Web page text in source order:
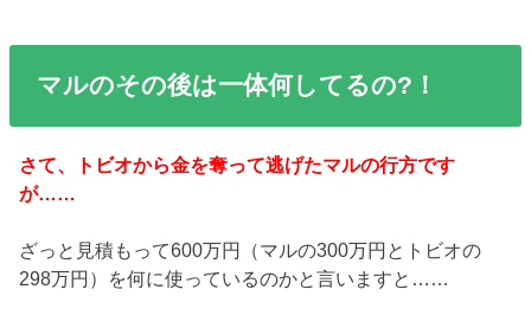
マルのその後は一体何してるの?！
さて、トビオから金を奪って逃げたマルの行方です
が……
ざっと見積もって600万円（マルの300万円とトビオの
298万円）を何に使っているのかと言いますと……